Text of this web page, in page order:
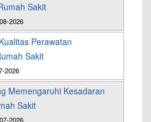
Sakit
2026
Perawatan
Sakit
2026
Memengaruhi Kesadaran
Sakit
2026